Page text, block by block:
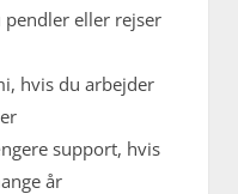
eller rejser
hvis du arbejder
support, hvis
år